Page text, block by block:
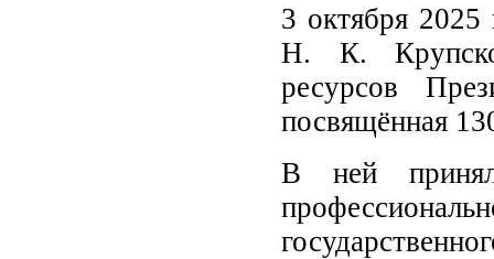
3 октября 2025
Н. К.
ресурсов
посвящённая
В ней